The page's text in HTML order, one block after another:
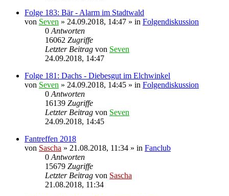
Folge 183: Bär - Alarm im Stadtwald
von Seven » 24.09.2018, 14:47 » in Folgendiskussion
0 Antworten
16062 Zugriffe
Letzter Beitrag von Seven
24.09.2018, 14:47
Folge 181: Dachs - Diebesgut im Elchwinkel
von Seven » 24.09.2018, 14:45 » in Folgendiskussion
0 Antworten
16139 Zugriffe
Letzter Beitrag von Seven
24.09.2018, 14:45
Fantreffen 2018
von Sascha » 21.08.2018, 11:34 » in Fanclub
0 Antworten
15679 Zugriffe
Letzter Beitrag von Sascha
21.08.2018, 11:34